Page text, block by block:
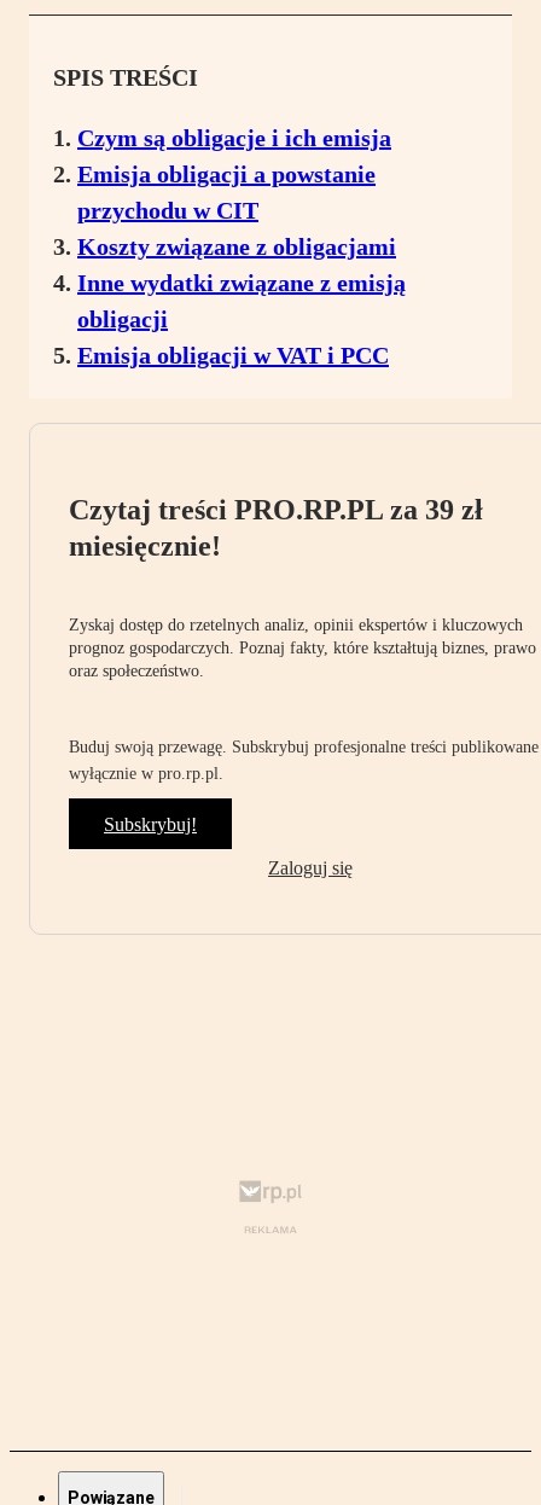
SPIS TREŚCI
Czym są obligacje i ich emisja
Emisja obligacji a powstanie
przychodu w CIT
Koszty związane z obligacjami
Inne wydatki związane z emisją
obligacji
Emisja obligacji w VAT i PCC
Czytaj treści PRO.RP.PL za 39 zł
miesięcznie!
Zyskaj dostęp do rzetelnych analiz, opinii ekspertów i kluczowych
prognoz gospodarczych. Poznaj fakty, które kształtują biznes, prawo
oraz społeczeństwo.
Buduj swoją przewagę. Subskrybuj profesjonalne treści publikowane
wyłącznie w pro.rp.pl.
Subskrybuj!
Zaloguj się
Powiązane